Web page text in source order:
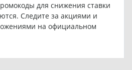
для снижения ставки
Следите за акциями и
на официальном